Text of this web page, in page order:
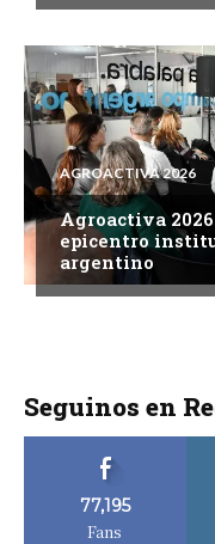
AGROACTIVA 2026
Agroactiva
epicentro
argentino
Seguinos en
77,195
Fans